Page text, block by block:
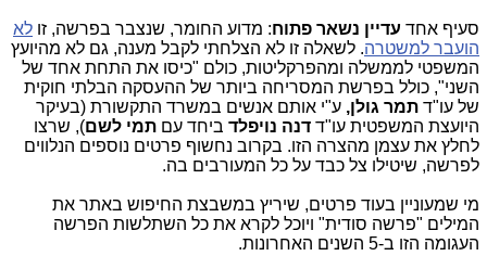
סעיף אחד עדיין נשאר פתוח: מדוע החומר, שנצבר בפרשה, זו לא
הועבר למשטרה. לשאלה זו לא הצלחתי לקבל מענה, גם לא מהיועץ
המשפטי לממשלה ומהפרקליטות, כולם "כיסו את התחת אחד של
השני", כולל בפרשת המסריחה ביותר של ההעסקה הבלתי חוקית
של עו"ד תמר גולן, ע"י אותם אנשים במשרד התקשורת (בעיקר
היועצת המשפטית עו"ד דנה נויפלד ביחד עם תמי לשם), שרצו
לחלץ את עצמן מהצרה הזו. בקרוב נחשוף פרטים נוספים הנלווים
לפרשה, שיטילו צל כבד על כל המעורבים בה.
מי שמעוניין בעוד פרטים, שיריץ במשבצת החיפוש באתר את
המילים "פרשה סודית" ויוכל לקרא את כל השתלשות הפרשה
העגומה הזו ב-5 השנים האחרונות.